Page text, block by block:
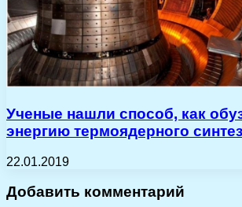
Ученые нашли способ, как
энергию термоядерного
22.01.2019
Добавить комментарий